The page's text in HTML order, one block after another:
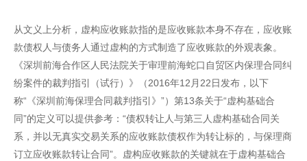
从文义上分析，虚构应收账款指的是应收账款本身不存在，应收账
款债权人与债务人通过虚构的方式制造了应收账款的外观表象。
《深圳前海合作区人民法院关于审理前海蛇口自贸区内保理合同纠
纷案件的裁判指引（试行）》（2016年12月22日发布，以下
称“《深圳前海保理合同裁判指引》”）第13条关于“虚构基础合
同”的定义可以提供参考：“债权转让人与第三人虚构基础合同关
系，并以无真实交易关系的应收账款债权作为转让标的，与保理商
订立应收账款转让合同”。虚构应收账款的关键就在于虚构基础合